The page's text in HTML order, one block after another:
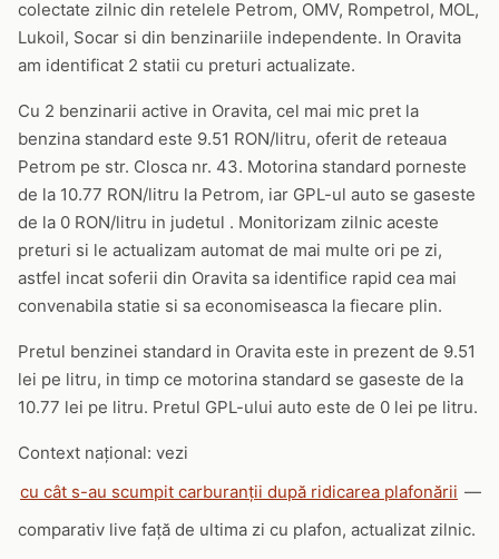
colectate zilnic din retelele Petrom, OMV, Rompetrol, MOL,
Lukoil, Socar si din benzinariile independente. In Oravita
am identificat 2 statii cu preturi actualizate.
Cu 2 benzinarii active in Oravita, cel mai mic pret la
benzina standard este 9.51 RON/litru, oferit de reteaua
Petrom pe str. Closca nr. 43. Motorina standard porneste
de la 10.77 RON/litru la Petrom, iar GPL-ul auto se gaseste
de la 0 RON/litru in judetul . Monitorizam zilnic aceste
preturi si le actualizam automat de mai multe ori pe zi,
astfel incat soferii din Oravita sa identifice rapid cea mai
convenabila statie si sa economiseasca la fiecare plin.
Pretul benzinei standard in Oravita este in prezent de 9.51
lei pe litru, in timp ce motorina standard se gaseste de la
10.77 lei pe litru. Pretul GPL-ului auto este de 0 lei pe litru.
Context național: vezi
cu cât s-au scumpit carburanții după ridicarea plafonării —
comparativ live față de ultima zi cu plafon, actualizat zilnic.